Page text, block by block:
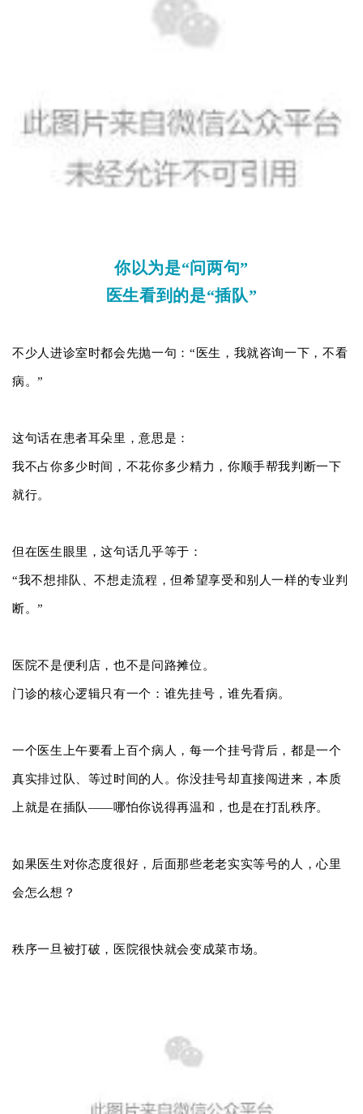
你以为是“问两句”
医生看到的是“插队”
不少人进诊室时都会先抛一句：“医生，我就咨询一下，不看
病。”
这句话在患者耳朵里，意思是：
我不占你多少时间，不花你多少精力，你顺手帮我判断一下
就行。
但在医生眼里，这句话几乎等于：
“我不想排队、不想走流程，但希望享受和别人一样的专业判
断。”
医院不是便利店，也不是问路摊位。
门诊的核心逻辑只有一个：谁先挂号，谁先看病。
一个医生上午要看上百个病人，每一个挂号背后，都是一个
真实排过队、等过时间的人。你没挂号却直接闯进来，本质
上就是在插队——哪怕你说得再温和，也是在打乱秩序。
如果医生对你态度很好，后面那些老老实实等号的人，心里
会怎么想？
秩序一旦被打破，医院很快就会变成菜市场。